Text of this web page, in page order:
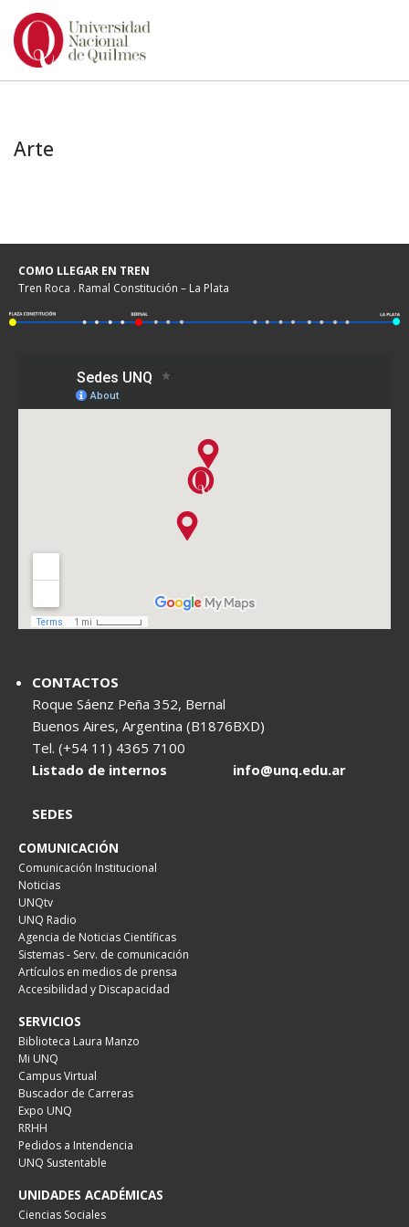
Ir
Arte
COMO LLEGAR EN TREN
Tren Roca . Ramal Constitución – La Plata
CONTACTOS
Roque Sáenz Peña 352, Bernal
Buenos Aires, Argentina (B1876BXD)
Tel. (+54 11) 4365 7100
Listado de internos
info@unq.edu.ar
SEDES
COMUNICACIÓN
Comunicación Institucional
Noticias
UNQtv
UNQ Radio
Agencia de Noticias Científicas
Sistemas - Serv. de comunicación
Artículos en medios de prensa
Accesibilidad y Discapacidad
SERVICIOS
Biblioteca Laura Manzo
Mi UNQ
Campus Virtual
Buscador de Carreras
Expo UNQ
RRHH
Pedidos a Intendencia
UNQ Sustentable
UNIDADES ACADÉMICAS
Ciencias Sociales